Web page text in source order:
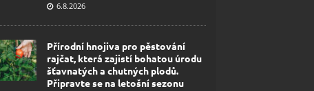
6.8.2026
Přírodní hnojiva pro pěstování
rajčat, která zajistí bohatou úrodu
šťavnatých a chutných plodů.
Připravte se na letošní sezonu